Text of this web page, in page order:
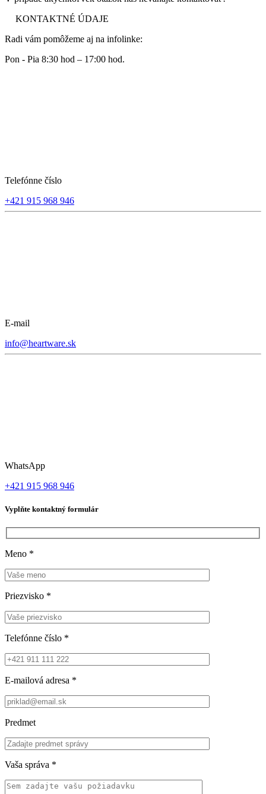
KONTAKTNÉ ÚDAJE
Radi vám pomôžeme aj na infolinke:
Pon - Pia 8:30 hod – 17:00 hod.
Telefónne číslo
+421 915 968 946
E-mail
info@heartware.sk
WhatsApp
+421 915 968 946
Vyplňte kontaktný formulár
Meno *
Priezvisko *
Telefónne číslo *
E-mailová adresa *
Predmet
Vaša správa *